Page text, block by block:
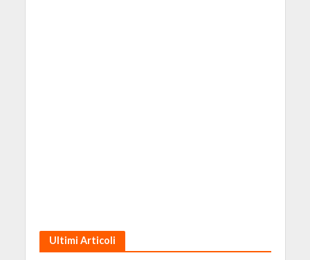
Ultimi Articoli